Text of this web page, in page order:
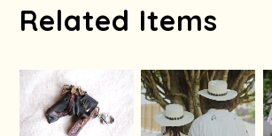
Related Items